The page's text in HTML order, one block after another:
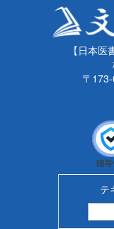
【日本
〒
テ